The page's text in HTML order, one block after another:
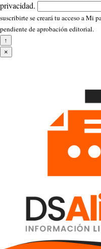
privacidad.
suscribirte se creará tu acceso a Mi
pendiente de aprobación editorial.
↑
×